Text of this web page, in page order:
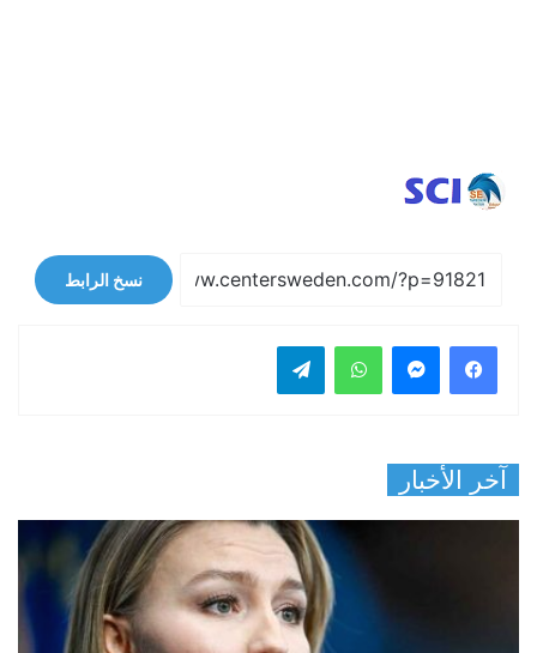
نسخ الرابط
فيسبوك واتساب
آخر الأخبار